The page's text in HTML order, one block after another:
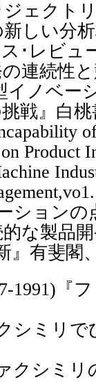
ジェク
しい分
･レビュ
連続性
イノベ
戦』白
Product
ション
な製品
』有斐閣
1991)『
シミリ
クシミリ